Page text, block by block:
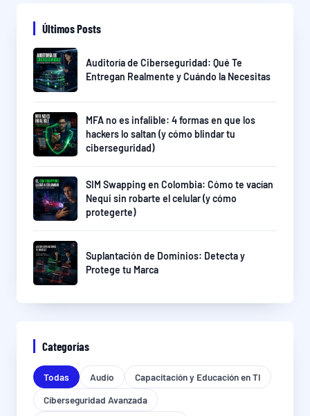
Últimos Posts
Auditoría de Ciberseguridad: Qué Te
Entregan Realmente y Cuándo la Necesitas
MFA no es infalible: 4 formas en que los
hackers lo saltan (y cómo blindar tu
ciberseguridad)
SIM Swapping en Colombia: Cómo te vacían
Nequi sin robarte el celular (y cómo
protegerte)
Suplantación de Dominios: Detecta y
Protege tu Marca
Categorías
Todas Audio
Capacitación y Educación en TI
Ciberseguridad Avanzada